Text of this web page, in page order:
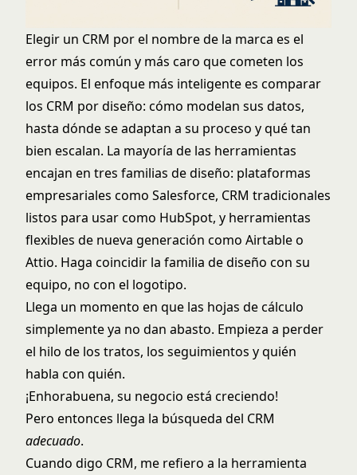
Elegir un CRM por el nombre de la marca es el
error más común y más caro que cometen los
equipos. El enfoque más inteligente es comparar
los CRM por diseño: cómo modelan sus datos,
hasta dónde se adaptan a su proceso y qué tan
bien escalan. La mayoría de las herramientas
encajan en tres familias de diseño: plataformas
empresariales como Salesforce, CRM tradicionales
listos para usar como HubSpot, y herramientas
flexibles de nueva generación como Airtable o
Attio. Haga coincidir la familia de diseño con su
equipo, no con el logotipo.
Llega un momento en que las hojas de cálculo
simplemente ya no dan abasto. Empieza a perder
el hilo de los tratos, los seguimientos y quién
habla con quién.
¡Enhorabuena, su negocio está creciendo!
Pero entonces llega la búsqueda del CRM
adecuado.
Cuando digo CRM, me refiero a la herramienta